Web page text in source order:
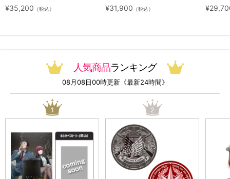
ジナル特典付き・送料無料）
¥35,200 （税込）
ット（初回生産限定・アニまる
¥31,900 （税込）
ト（初
人気商品ランキング
08月08日00時更新《最新24時間》
1 2